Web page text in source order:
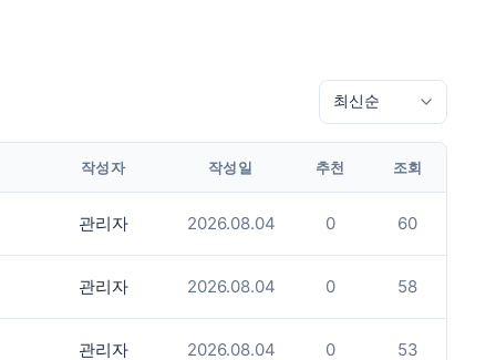
작성자 작성일 추천 조회
관리자 2026.08.04 0 60
관리자 2026.08.04 0 58
관리자 2026.08.04 0 53